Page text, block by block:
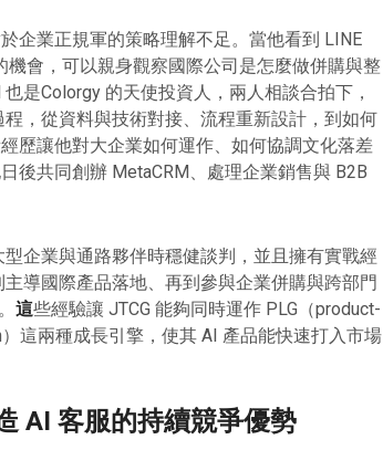
企業正規軍的策略理解不足。當他看到 LINE
機會，可以親身觀察國際公司是怎麼做併購與整
是Colorgy 的天使投資人，兩人相談合拍下，
程，從資料與技術對接、流程重新設計，到如何
歷讓他對大企業如何運作、如何協調文化落差
後共同創辦 MetaCRM、處理企業銷售與 B2B
企業與通路夥伴時穩健談判，並且擁有實戰經
導國際產品落地、再到參與企業併購與跨部門
這些經驗讓 JTCG 能夠同時運作 PLG（product-
這兩種成長引擎，使其 AI 產品能快速打入市場
AI 客服的持續競爭優勢